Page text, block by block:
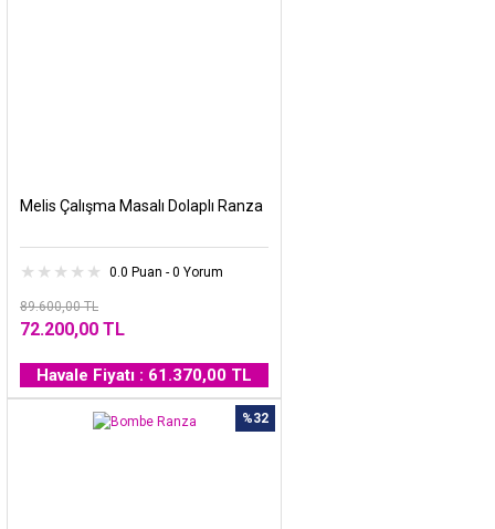
Melis Çalışma Masalı Dolaplı Ranza
0.0 Puan - 0 Yorum
89.600,00 TL
72.200,00 TL
Havale Fiyatı : 61.370,00 TL
%32